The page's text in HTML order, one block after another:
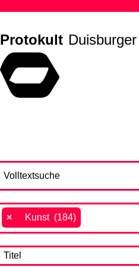
Protokult
× Kunst (184)
Titel